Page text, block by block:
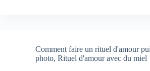
Comment faire un rituel d'amour
photo, Rituel d'amour avec du miel